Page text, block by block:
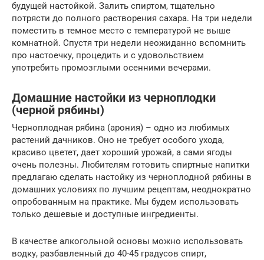
будущей настойкой. Залить спиртом, тщательно
потрясти до полного растворения сахара. На три недели
поместить в темное место с температурой не выше
комнатной. Спустя три недели неожиданно вспомнить
про настоечку, процедить и с удовольствием
употребить промозглыми осенними вечерами.
Домашние настойки из черноплодки
(черной рябины)
Черноплодная рябина (арония) – одно из любимых
растений дачников. Оно не требует особого ухода,
красиво цветет, дает хороший урожай, а сами ягоды
очень полезны. Любителям готовить спиртные напитки
предлагаю сделать настойку из черноплодной рябины в
домашних условиях по лучшим рецептам, неоднократно
опробованным на практике. Мы будем использовать
только дешевые и доступные ингредиенты.
В качестве алкогольной основы можно использовать
водку, разбавленный до 40-45 градусов спирт,